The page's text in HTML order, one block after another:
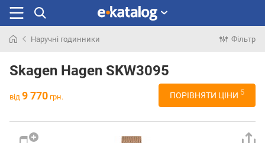
раніше
Наручні годинники Фільтр
Skagen Hagen SKW3095
від 9 770 грн. ПОРІВНЯТИ ЦІНИ 5